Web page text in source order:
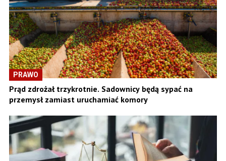
PRAWO
Prąd zdrożał trzykrotnie. Sadownicy będą sypać na
przemysł zamiast uruchamiać komory